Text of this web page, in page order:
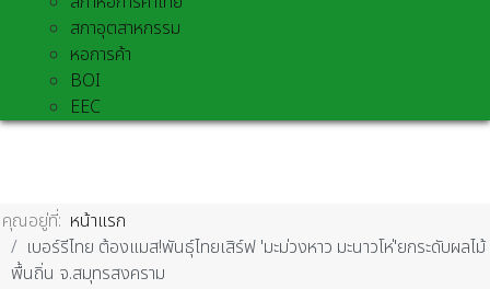
สภาอุตสาหกรรม
หอการค้า
BOI
EEC
คุณอยู่ที่: หน้าแรก
เบอร์รีไทย ต้องแมส!พันธุ์ไทยเสิร์ฟ 'มะม่วงหาว มะนาวโห่'ยกระดับผลไม้
พื้นถิ่น จ.สมุทรสงคราม